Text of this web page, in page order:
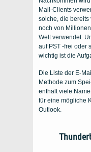
Mail-Clients
solche, die bereits
noch von
Welt verwendet.
auf PST -frei oder
wichtig ist die
Die Liste der E-
Methode zum
enthält viele
für eine mögliche
Outlook.